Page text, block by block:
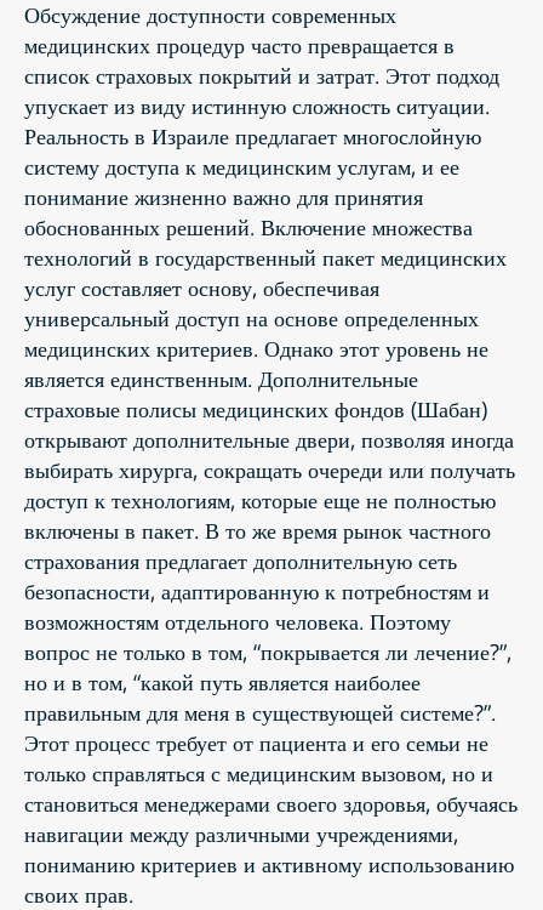
Обсуждение доступности современных
медицинских процедур часто превращается в
список страховых покрытий и затрат. Этот подход
упускает из виду истинную сложность ситуации.
Реальность в Израиле предлагает многослойную
систему доступа к медицинским услугам, и ее
понимание жизненно важно для принятия
обоснованных решений. Включение множества
технологий в государственный пакет медицинских
услуг составляет основу, обеспечивая
универсальный доступ на основе определенных
медицинских критериев. Однако этот уровень не
является единственным. Дополнительные
страховые полисы медицинских фондов (Шабан)
открывают дополнительные двери, позволяя иногда
выбирать хирурга, сокращать очереди или получать
доступ к технологиям, которые еще не полностью
включены в пакет. В то же время рынок частного
страхования предлагает дополнительную сеть
безопасности, адаптированную к потребностям и
возможностям отдельного человека. Поэтому
вопрос не только в том, “покрывается ли лечение?”,
но и в том, “какой путь является наиболее
правильным для меня в существующей системе?”.
Этот процесс требует от пациента и его семьи не
только справляться с медицинским вызовом, но и
становиться менеджерами своего здоровья, обучаясь
навигации между различными учреждениями,
пониманию критериев и активному использованию
своих прав.